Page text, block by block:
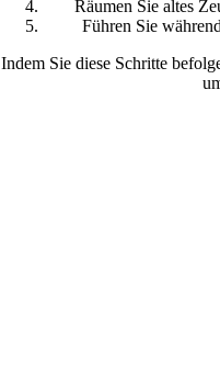
Räumen Sie altes
Führen Sie
Indem Sie diese Schritte